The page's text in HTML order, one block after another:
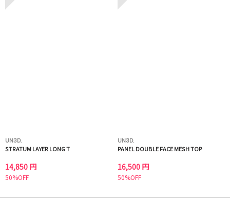
UN3D.
STRATUM LAYER LONG T
14,850 円
50%OFF
UN3D.
PANEL DOUBLE FACE MESH TOP
16,500 円
50%OFF